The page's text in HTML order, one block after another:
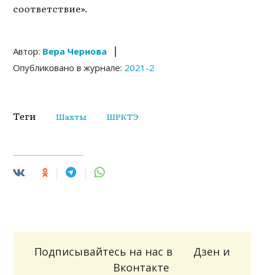
соответствие».
Автор: Вера Чернова |
Опубликовано в журнале: 2021-2
Теги Шахты ШРКТЭ
Подписывайтесь на нас в Дзен и
Вконтакте